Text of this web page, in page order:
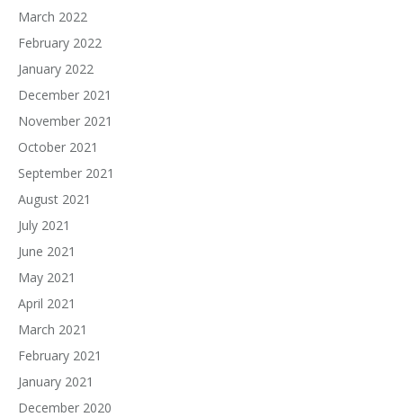
March 2022
February 2022
January 2022
December 2021
November 2021
October 2021
September 2021
August 2021
July 2021
June 2021
May 2021
April 2021
March 2021
February 2021
January 2021
December 2020